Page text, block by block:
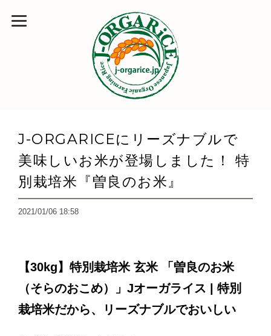
J-ORGARICEにリーズナブルで
美味しいお米が登場しました！ 特
別栽培米『曽良のお米』
2021/01/06 18:58
【30kg】特別栽培米 玄米 「曽良のお米
（そらのおこめ）」Jオーガライス | 特別
栽培米だから、リーズナブルでおいしい